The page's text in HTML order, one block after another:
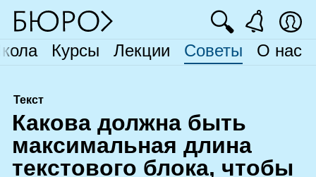
Курсы Лекции Советы О нас
🔍
Текст
Какова должна быть
максимальная длина
текстового блока, чтобы